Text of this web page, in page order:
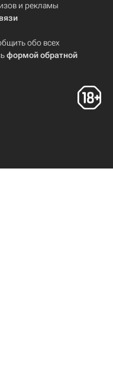
и рекламы
обо всех
формой обратной